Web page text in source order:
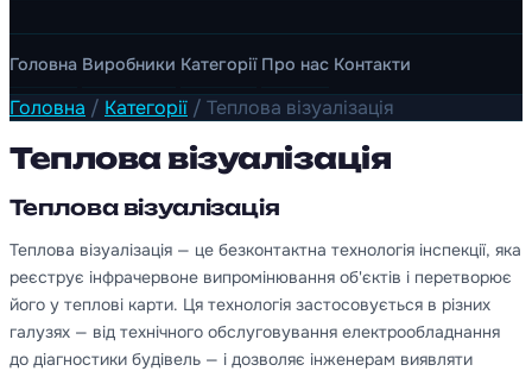
Головна Виробники Категорії Про нас Контакти
Головна / Категорії / Теплова візуалізація
Теплова візуалізація
Теплова візуалізація
Теплова візуалізація — це безконтактна технологія інспекції, яка
реєструє інфрачервоне випромінювання об'єктів і перетворює
його у теплові карти. Ця технологія застосовується в різних
галузях — від технічного обслуговування електрообладнання
до діагностики будівель — і дозволяє інженерам виявляти